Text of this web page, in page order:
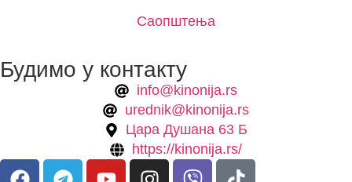
Саопштења
Будимо у контакту
info@kinonija.rs
urednik@kinonija.rs
Цара Душана 63 Б
https://kinonija.rs/